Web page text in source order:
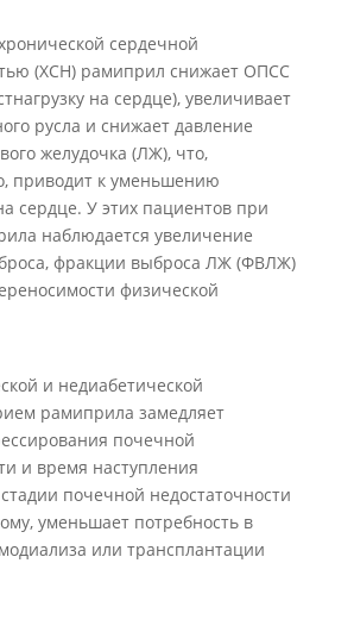
сердечной
(ХСН) рамиприл снижает ОПСС
на сердце), увеличивает
русла и снижает давление
желудочка (ЛЖ), что,
приводит к уменьшению
сердце. У этих пациентов при
наблюдается увеличение
фракции выброса ЛЖ (ФВЛЖ)
физической
и недиабетической
рамиприла замедляет
почечной
и время наступления
почечной недостаточности
уменьшает потребность в
или трансплантации